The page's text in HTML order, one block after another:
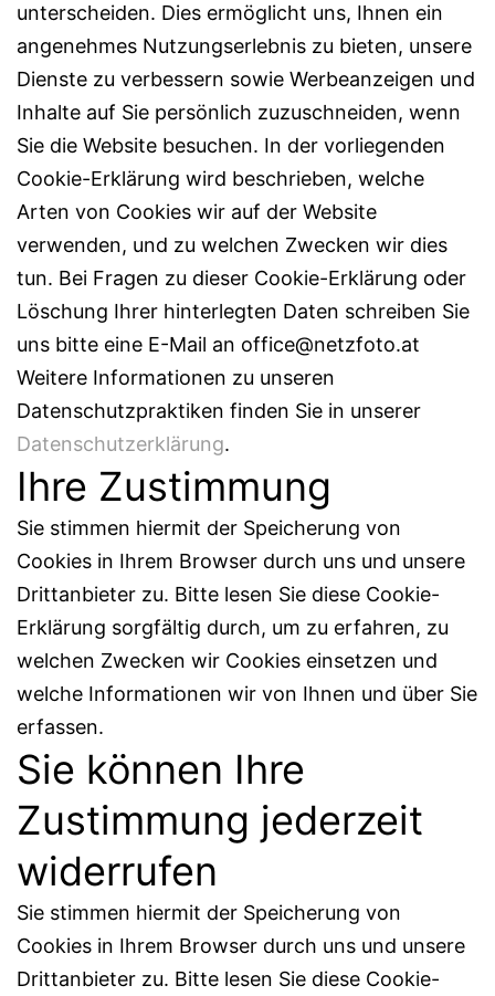
unterscheiden. Dies ermöglicht uns, Ihnen ein
angenehmes Nutzungserlebnis zu bieten, unsere
Dienste zu verbessern sowie Werbeanzeigen und
Inhalte auf Sie persönlich zuzuschneiden, wenn
Sie die Website besuchen. In der vorliegenden
Cookie-Erklärung wird beschrieben, welche
Arten von Cookies wir auf der Website
verwenden, und zu welchen Zwecken wir dies
tun. Bei Fragen zu dieser Cookie-Erklärung oder
Löschung Ihrer hinterlegten Daten schreiben Sie
uns bitte eine E-Mail an office@netzfoto.at
Weitere Informationen zu unseren
Datenschutzpraktiken finden Sie in unserer
Datenschutzerklärung.
Ihre Zustimmung
Sie stimmen hiermit der Speicherung von
Cookies in Ihrem Browser durch uns und unsere
Drittanbieter zu. Bitte lesen Sie diese Cookie-
Erklärung sorgfältig durch, um zu erfahren, zu
welchen Zwecken wir Cookies einsetzen und
welche Informationen wir von Ihnen und über Sie
erfassen.
Sie können Ihre
Zustimmung jederzeit
widerrufen
Sie stimmen hiermit der Speicherung von
Cookies in Ihrem Browser durch uns und unsere
Drittanbieter zu. Bitte lesen Sie diese Cookie-